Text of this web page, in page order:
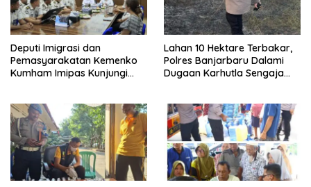
Deputi Imigrasi dan
Pemasyarakatan Kemenko
Kumham Imipas Kunjungi
Lahan 10 Hektare Terbakar,
Polres Banjarbaru Dalami
Dugaan Karhutla Sengaja